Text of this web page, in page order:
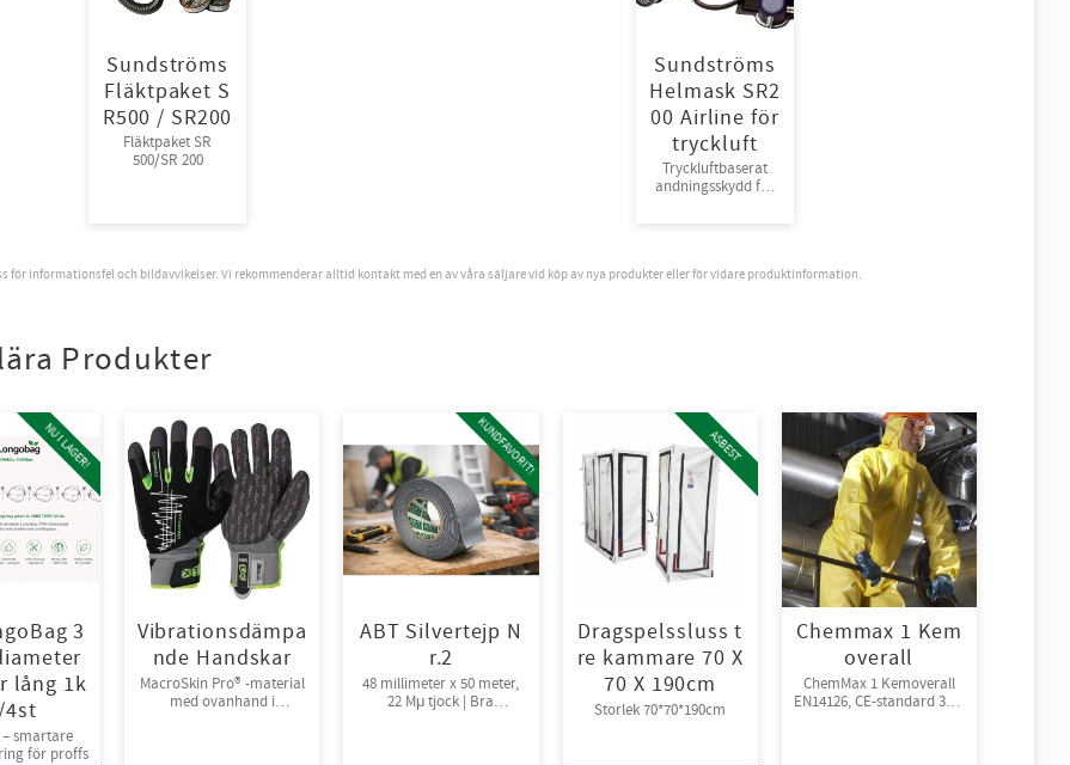
Sundströms
Fläktpaket S
R500 / SR200
Fläktpaket SR
500/SR 200
Sundströms
Helmask SR2
00 Airline för
tryckluft
Tryckluftbaserat
andningsskydd för
för informationsfel och bildavvikelser. Vi rekommenderar alltid kontakt med en av våra säljare vid köp av nya produkter eller för vidare produktinformation.
Produkter
3
lång 1k
smartare
för proffs
NU I LAGER!
Vibrationsdämpa
nde Handskar
MacroSkin Pro® -material
med ovanhand i
ABT Silvertejp N
r.2
48 millimeter x 50 meter,
22 Mμ tjock | Bra
KUNDFAVORIT!
Dragspelssluss t
re kammare 70 X
70 X 190cm
Storlek 70*70*190cm
ASBEST
Chemmax 1 Kem
overall
ChemMax 1 Kemoverall
EN14126, CE-standard 3-B,